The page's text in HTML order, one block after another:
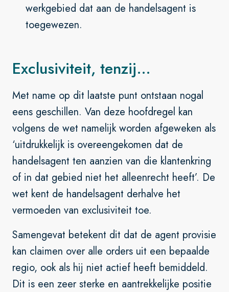
werkgebied dat aan de handelsagent is
toegewezen.
Exclusiviteit, tenzij…
Met name op dit laatste punt ontstaan nogal
eens geschillen. Van deze hoofdregel kan
volgens de wet namelijk worden afgeweken als
‘uitdrukkelijk is overeengekomen dat de
handelsagent ten aanzien van die klantenkring
of in dat gebied niet het alleenrecht heeft’. De
wet kent de handelsagent derhalve het
vermoeden van exclusiviteit toe.
Samengevat betekent dit dat de agent provisie
kan claimen over alle orders uit een bepaalde
regio, ook als hij niet actief heeft bemiddeld.
Dit is een zeer sterke en aantrekkelijke positie